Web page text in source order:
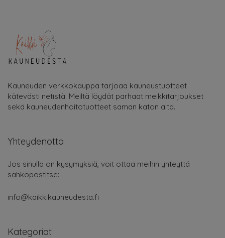
Kauneuden verkkokauppa tarjoaa kauneustuotteet
kätevästi netistä. Meiltä löydät parhaat meikkitarjoukset
sekä kauneudenhoitotuotteet saman katon alta.
Yhteydenotto
Jos sinulla on kysymyksiä, voit ottaa meihin yhteyttä
sähköpostitse:
info@kaikkikauneudesta.fi
Kategoriat